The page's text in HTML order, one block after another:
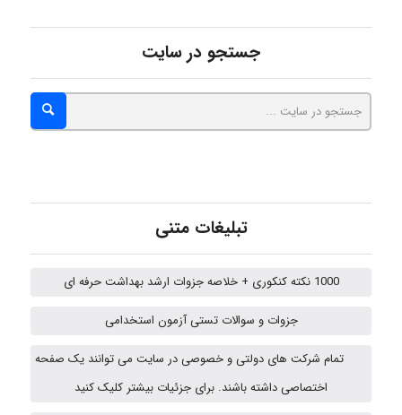
Sara
ZAK
fahimeh sheibani
جستجو در سایت
تبلیغات متنی
1000 نکته کنکوری + خلاصه جزوات ارشد بهداشت حرفه ای
جزوات و سوالات تستی آزمون استخدامی
تمام شرکت های دولتی و خصوصی در سایت می توانند یک صفحه
اختصاصی داشته باشند. برای جزئیات بیشتر کلیک کنید